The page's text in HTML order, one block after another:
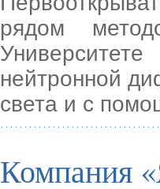
рядом
нейтронной
света и с
Компания